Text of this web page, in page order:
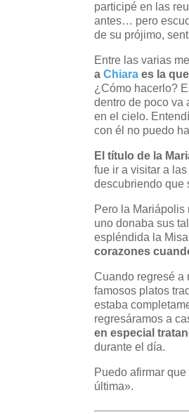
participé en las
antes… pero
de su prójimo,
Entre las varias
aChiara es la
¿Cómo hacerlo?
dentro de poco va
en el cielo.
con él no puedo
El título de la
fue ir a visitar a
descubriendo que
Pero la Mariápolis
uno donaba sus
espléndida la
corazones
Cuando regresé a
famosos platos
estaba
regresáramos a
en especial
durante el día.
Puedo afirmar
última».